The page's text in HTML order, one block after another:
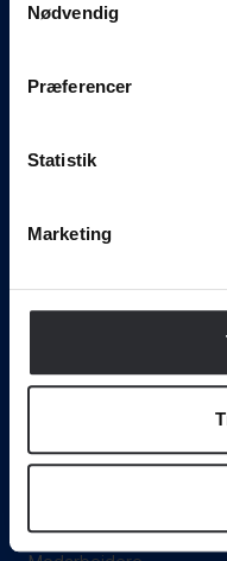
Nødvendig
Præferencer
Statistik
Marketing
Svendborg
Havnevej 4, 5700
Maskinmester
Skibsfører